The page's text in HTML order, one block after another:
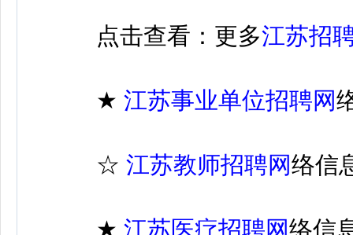
点击查看：更多江苏招
★ 江苏事业单位招聘网
☆ 江苏教师招聘网络信
★ 江苏医疗招聘网络信